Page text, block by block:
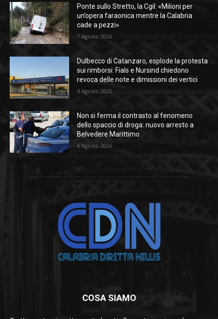
Ponte sullo Stretto, la Cgil: «Milioni per
un’opera faraonica mentre la Calabria
cade a pezzi»
7 Agosto 2026
Dulbecco di Catanzaro, esplode la protesta
sui rimborsi: Fials e Nursind chiedono
revoca delle note e dimissioni dei vertici
4 Agosto 2026
Non si ferma il contrasto al fenomeno
dello spaccio di droga: nuovo arresto a
Belvedere Marittimo
6 Agosto 2026
COSA SIAMO